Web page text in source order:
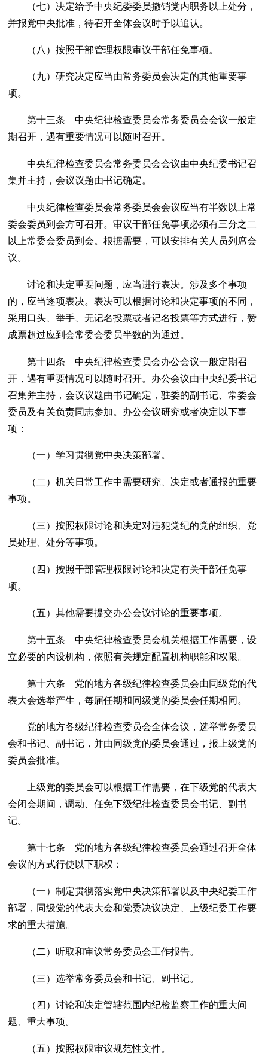
（七）决定给予中央纪委委员撤销党内职务以上处分，
并报党中央批准，待召开全体会议时予以追认。
（八）按照干部管理权限审议干部任免事项。
（九）研究决定应当由常务委员会决定的其他重要事
项。
第十三条 中央纪律检查委员会常务委员会会议一般定
期召开，遇有重要情况可以随时召开。
中央纪律检查委员会常务委员会会议由中央纪委书记召
集并主持，会议议题由书记确定。
中央纪律检查委员会常务委员会会议应当有半数以上常
委会委员到会方可召开。审议干部任免事项必须有三分之二
以上常委会委员到会。根据需要，可以安排有关人员列席会
议。
讨论和决定重要问题，应当进行表决。涉及多个事项
的，应当逐项表决。表决可以根据讨论和决定事项的不同，
采用口头、举手、无记名投票或者记名投票等方式进行，赞
成票超过应到会常委会委员半数的为通过。
第十四条 中央纪律检查委员会办公会议一般定期召
开，遇有重要情况可以随时召开。办公会议由中央纪委书记
召集并主持，会议议题由书记确定，驻委的副书记、常委会
委员及有关负责同志参加。办公会议研究或者决定以下事
项：
（一）学习贯彻党中央决策部署。
（二）机关日常工作中需要研究、决定或者通报的重要
事项。
（三）按照权限讨论和决定对违犯党纪的党的组织、党
员处理、处分等事项。
（四）按照干部管理权限讨论和决定有关干部任免事
项。
（五）其他需要提交办公会议讨论的重要事项。
第十五条 中央纪律检查委员会机关根据工作需要，设
立必要的内设机构，依照有关规定配置机构职能和权限。
第十六条 党的地方各级纪律检查委员会由同级党的代
表大会选举产生，每届任期和同级党的委员会任期相同。
党的地方各级纪律检查委员会全体会议，选举常务委员
会和书记、副书记，并由同级党的委员会通过，报上级党的
委员会批准。
上级党的委员会可以根据工作需要，在下级党的代表大
会闭会期间，调动、任免下级纪律检查委员会书记、副书
记。
第十七条 党的地方各级纪律检查委员会通过召开全体
会议的方式行使以下职权：
（一）制定贯彻落实党中央决策部署以及中央纪委工作
部署，同级党的代表大会和党委决议决定、上级纪委工作要
求的重大措施。
（二）听取和审议常务委员会工作报告。
（三）选举常务委员会和书记、副书记。
（四）讨论和决定管辖范围内纪检监察工作的重大问
题、重大事项。
（五）按照权限审议规范性文件。